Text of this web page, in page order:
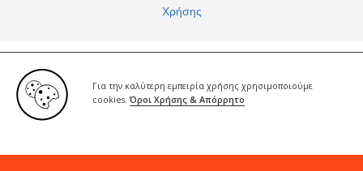
Για την καλύτερη εμπειρία χρήσης χρησιμοποιούμε
cookies.Όροι Χρήσης & Απόρρητο
Χρήσης